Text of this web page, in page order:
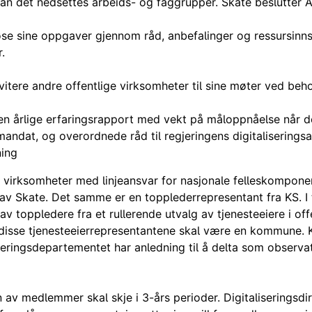
sine oppgaver gjennom råd, anbefalinger og
andre offentlige virksomheter til sine møter ved
årlige erfaringsrapport med vekt på måloppnåelse når
og overordnede råd til regjeringens
med linjeansvar for nasjonale
Skate. Det samme er en topplederrepresentant fra KS.
toppledere fra et rullerende utvalg av tjenesteeiere i
tjenesteeierrepresentantene skal være en kommune.
har anledning til å delta som
av medlemmer skal skje i 3-års perioder.